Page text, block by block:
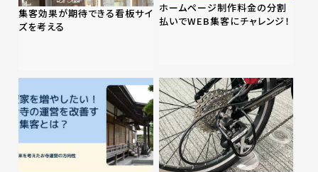
集客効果が期待できる看板サイ
ズを考える
ホームページ制作料金の分割
払いでWEB集客にチャレンジ！